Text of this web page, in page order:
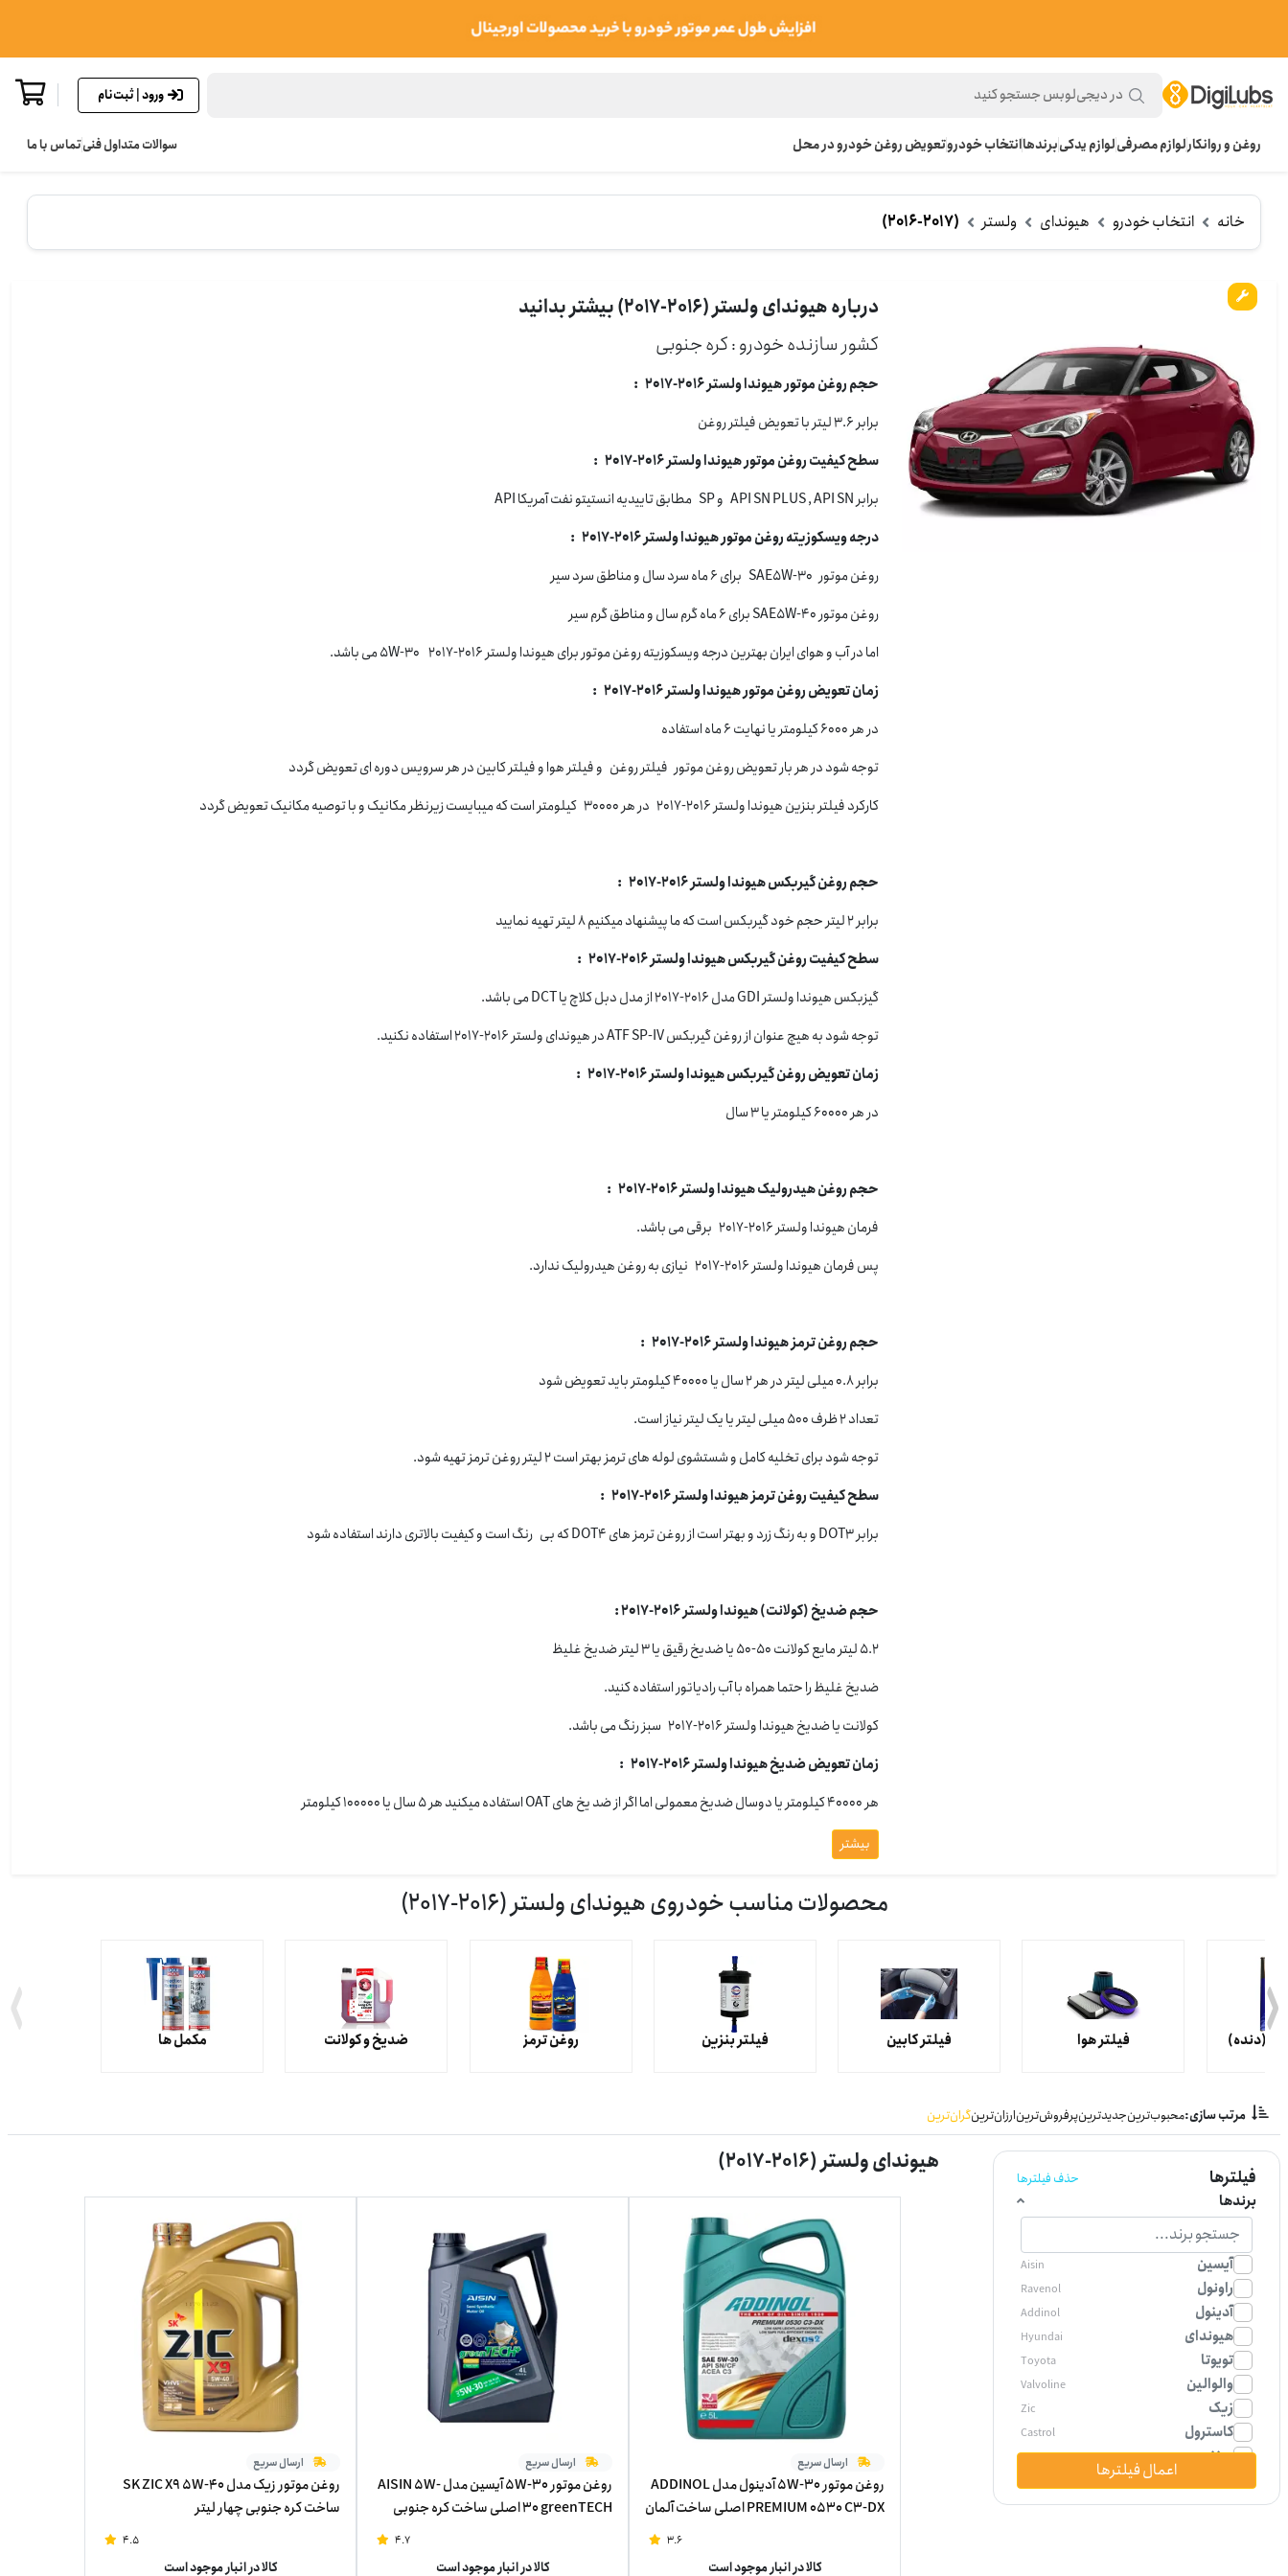
ورود | ثبت‌نام
روغن و روانکارلوازم مصرفیلوازم یدکیبرندهاانتخاب خودروتعویض روغن خودرو در محل سوالات متداول فنیتماس با ما
خانه انتخاب خودرو هیوندای ولستر (2016-2017)
درباره هیوندای ولستر (2016-2017) بیشتر بدانید
کشور سازنده خودرو : كره جنوبی
حجم روغن موتور هیوندا ولستر 2016-2017 :
برابر 3.6 لیتر با تعویض فیلتر روغن
سطح کیفیت روغن موتور هیوندا ولستر 2016-2017 :
برابر API SN PLUS , API SN و SP مطابق تاییدیه انستیتو نفت آمریکا API
درجه ویسکوزیته روغن موتور هیوندا ولستر 2016-2017 :
روغن موتور SAE5W-30 برای 6 ماه سرد سال و مناطق سرد سیر
روغن موتور SAE5W-40 برای 6 ماه گرم سال و مناطق گرم سیر
اما در آب و هوای ایران بهترین درجه ویسکوزیته روغن موتور برای هیوندا ولستر 2016-2017 5W-30 می باشد.
زمان تعویض روغن موتور هیوندا ولستر 2016-2017 :
در هر 6000 کیلومتر یا نهایت 6 ماه استفاده
توجه شود در هر بار تعویض روغن موتور فیلتر روغن و فیلتر هوا و فیلتر کابین در هر سرویس دوره ای تعویض گردد
کارکرد فیلتر بنزین هیوندا ولستر 2016-2017 در هر 30000 کیلومتر است که میبایست زیرنظر مکانیک و با توصیه مکانیک تعویض گردد
حجم روغن گیربکس هیوندا ولستر 2016-2017 :
برابر 2 لیتر حجم خود گیربکس است که ما پیشنهاد میکنیم 8 لیتر تهیه نمایید
سطح کیفیت روغن گیربکس هیوندا ولستر 2016-2017 :
گیزبکس هیوندا ولستر GDI مدل 2016-2017 از مدل دبل کلاچ یا DCT می باشد.
توجه شود به هیچ عنوان از روغن گیربکس ATF SP-IV در هیوندای ولستر 2016-2017 استفاده نکنید.
زمان تعویض روغن گیربکس هیوندا ولستر 2016-2017 :
در هر 60000 کیلومتر یا 3 سال
حجم روغن هیدرولیک هیوندا ولستر 2016-2017 :
فرمان هیوندا ولستر 2016-2017 برقی می باشد.
پس فرمان هیوندا ولستر 2016-2017 نیازی به روغن هیدرولیک ندارد.
حجم روغن ترمز هیوندا ولستر 2016-2017 :
برابر 0.8 میلی لیتر در هر 2 سال یا 40000 کیلومتر باید تعویض شود
تعداد 2 ظرف 500 میلی لیتر یا یک لیتر نیاز است.
توجه شود برای تخلیه کامل و شستشوی لوله های ترمز بهتر است 2 لیتر روغن ترمز تهیه شود.
سطح کیفیت روغن ترمز هیوندا ولستر 2016-2017 :
برابر DOT3 و به رنگ زرد و بهتر است از روغن ترمز های DOT4 که بی رنگ است و کیفیت بالاتری دارند استفاده شود
حجم ضدیخ (کولانت) هیوندا ولستر 2016-2017 :
5.2 لیتر مایع کولانت 50-50 یا ضدیخ رقیق یا 3 لیتر ضدیخ غلیظ
ضدیخ غلیظ را حتما همراه با آب رادیاتور استفاده کنید.
کولانت یا ضدیخ هیوندا ولستر 2016-2017 سبز رنگ می باشد.
زمان تعویض ضدیخ هیوندا ولستر 2016-2017 :
هر 40000 کیلومتر یا دوسال ضدیخ معمولی اما اگر از ضد یخ های OAT استفاده میکنید هر 5 سال یا 100000 کیلومتر
بیشتر
محصولات مناسب خودروی هیوندای ولستر (2016-2017)
مکمل ها ضدیخ و کولانت روغن ترمز فیلتر بنزین فیلتر کابین فیلتر هوا (دنده)
مرتب سازی:محبوب‌ترینجدیدترینپرفروش‌ترینارزان‌ترینگران‌ترین
فیلترها حذف فیلترها
برندها
آیسین Aisin
راونول Ravenol
آدینول Addinol
هیوندای Hyundai
تویوتا Toyota
والوالین Valvoline
زیک Zic
کاسترول Castrol
وینز wynn's
اعمال فیلترها
هیوندای ولستر (2016-2017)
ارسال سریع
روغن موتور 5W-30 آدینول مدل ADDINOL
PREMIUM 0530 C3-DX اصلی ساخت آلمان
3.6
کالا در انبار موجود است
ارسال سریع
روغن موتور 5W-30 آیسین مدل AISIN 5W-
30 greenTECH اصلی ساخت کره جنوبی
4.7
کالا در انبار موجود است
ارسال سریع
روغن موتور زیک مدل SK ZIC X9 5W-40
ساخت کره جنوبی چهار لیتر
4.5
کالا در انبار موجود است